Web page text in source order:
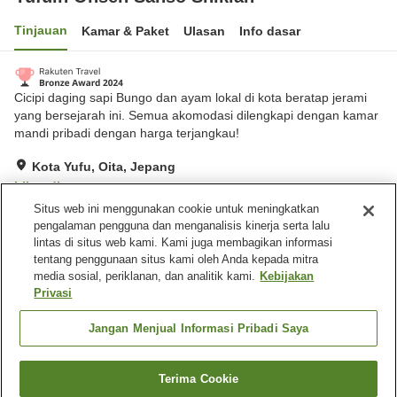
Tinjauan Kamar & Paket Ulasan Info dasar
Cicipi daging sapi Bungo dan ayam lokal di kota beratap jerami
yang bersejarah ini. Semua akomodasi dilengkapi dengan kamar
mandi pribadi dengan harga terjangkau!
Kota Yufu, Oita, Jepang
Lihat di peta
Hebat Ulasan:195
Fasilitas properti
Tempat parkir
Pemandian udara terbuka
(air panas)
Pemandian besar (air
panas)
Cari kamar
Situs web ini menggunakan cookie untuk meningkatkan
pengalaman pengguna dan menganalisis kinerja serta lalu
lintas di situs web kami. Kami juga membagikan informasi
tentang penggunaan situs kami oleh Anda kepada mitra
media sosial, periklanan, dan analitik kami. Kebijakan
Privasi
Jangan Menjual Informasi Pribadi Saya
Terima Cookie